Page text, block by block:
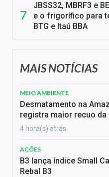
JBSS32, MBRF3 e
e o frigorífico para
BTG e Itaú BBA
MAIS NOTÍCIAS
MEIO AMBIENTE
Desmatamento na
registra maior recuo da
4 hora(s) atrás
AÇÕES
B3 lança índice Small
Rebal B3